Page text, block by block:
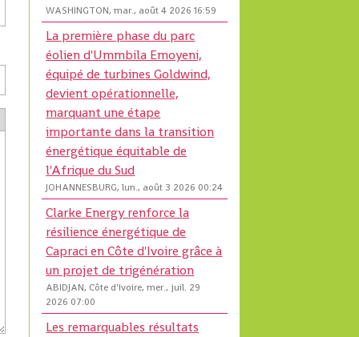
WASHINGTON, mar., août 4 2026 16:59
La première phase du parc
éolien d'Ummbila Emoyeni,
équipé de turbines Goldwind,
devient opérationnelle,
marquant une étape
importante dans la transition
énergétique équitable de
l'Afrique du Sud
JOHANNESBURG, lun., août 3 2026 00:24
Clarke Energy renforce la
résilience énergétique de
Capraci en Côte d'Ivoire grâce à
un projet de trigénération
ABIDJAN, Côte d'Ivoire, mer., juil. 29
2026 07:00
Les remarquables résultats